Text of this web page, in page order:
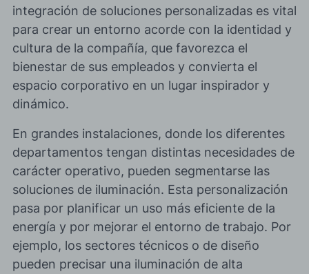
integración de soluciones personalizadas es vital
para crear un entorno acorde con la identidad y
cultura de la compañía, que favorezca el
bienestar de sus empleados y convierta el
espacio corporativo en un lugar inspirador y
dinámico.
En grandes instalaciones, donde los diferentes
departamentos tengan distintas necesidades de
carácter operativo, pueden segmentarse las
soluciones de iluminación. Esta personalización
pasa por planificar un uso más eficiente de la
energía y por mejorar el entorno de trabajo. Por
ejemplo, los sectores técnicos o de diseño
pueden precisar una iluminación de alta